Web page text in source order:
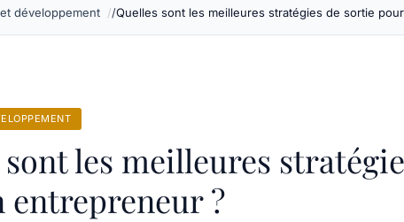
développement Quelles sont les meilleures stratégies de sortie
les meilleures
entrepreneur ?